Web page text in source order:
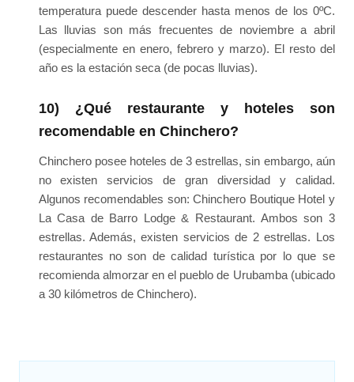
temperatura puede descender hasta menos de los 0ºC.
Las lluvias son más frecuentes de noviembre a abril
(especialmente en enero, febrero y marzo). El resto del
año es la estación seca (de pocas lluvias).
10) ¿Qué restaurante y hoteles son
recomendable en Chinchero?
Chinchero posee hoteles de 3 estrellas, sin embargo, aún
no existen servicios de gran diversidad y calidad.
Algunos recomendables son: Chinchero Boutique Hotel y
La Casa de Barro Lodge & Restaurant. Ambos son 3
estrellas. Además, existen servicios de 2 estrellas. Los
restaurantes no son de calidad turística por lo que se
recomienda almorzar en el pueblo de Urubamba (ubicado
a 30 kilómetros de Chinchero).